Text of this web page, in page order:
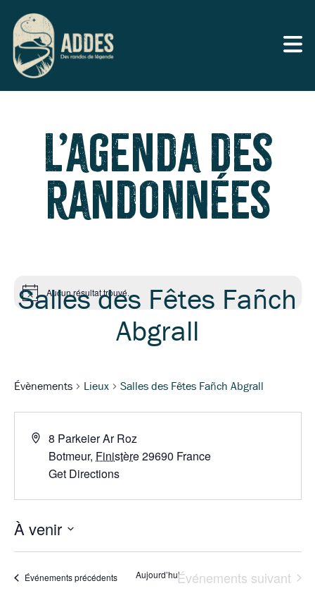
L’agenda des
randonnées
Aucun résultat trouvé.
Salles des Fêtes Fañch
Abgrall
Évènements Lieux Salles des Fêtes Fañch Abgrall
8 Parkeier Ar Roz
Botmeur, Finistère29690 France
Get Directions
À venir
S
Événements précédents Aujourd’huiÉvénements suivant